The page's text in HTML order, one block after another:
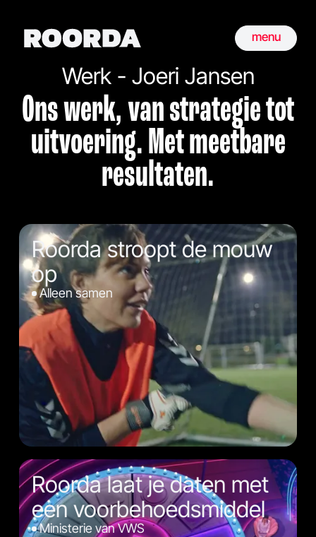
Werk - Joeri Jansen
Ons werk, van strategie tot
uitvoering. Met meetbare
resultaten.
Roorda stroopt de mouw
op
Alleen samen
Roorda laat je daten met
een voorbehoedsmiddel
Ministerie van VWS
menu